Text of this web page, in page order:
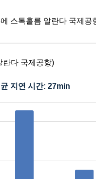
스톡홀름 알란다 국제
란다 국제공항)
지연 시간: 27min